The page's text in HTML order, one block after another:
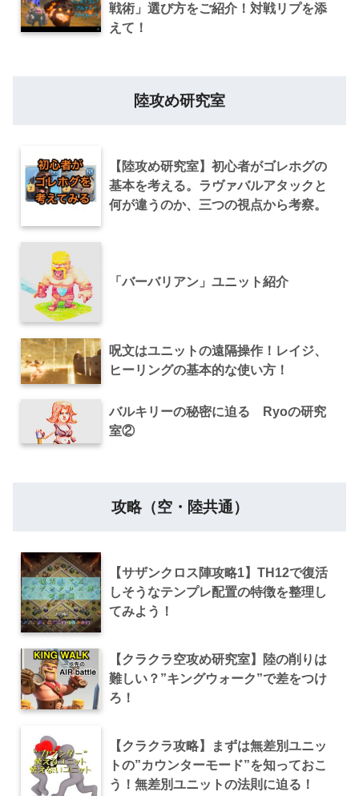
戦術」選び方をご紹介！対戦リプを添
えて！
陸攻め研究室
【陸攻め研究室】初心者がゴレホグの
基本を考える。ラヴァバルアタックと
何が違うのか、三つの視点から考察。
「バーバリアン」ユニット紹介
呪文はユニットの遠隔操作！レイジ、
ヒーリングの基本的な使い方！
バルキリーの秘密に迫る Ryoの研究
室②
攻略（空・陸共通）
【サザンクロス陣攻略1】TH12で復活
しそうなテンプレ配置の特徴を整理し
てみよう！
【クラクラ空攻め研究室】陸の削りは
難しい？”キングウォーク”で差をつけ
ろ！
【クラクラ攻略】まずは無差別ユニッ
トの”カウンターモード”を知っておこ
う！無差別ユニットの法則に迫る！